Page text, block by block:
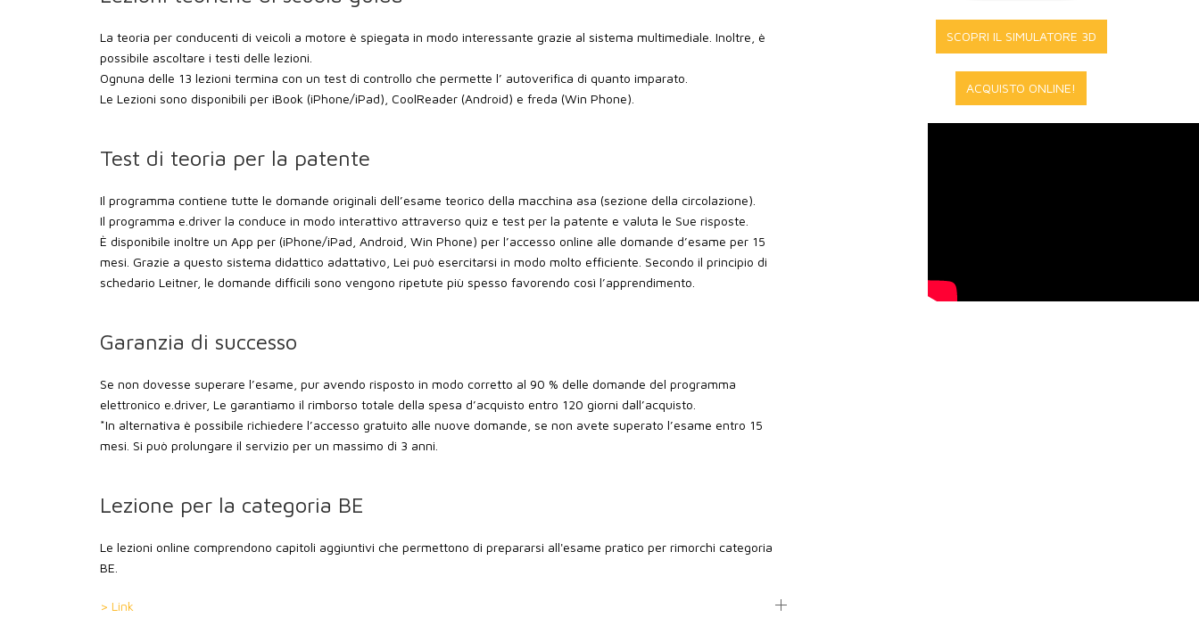
La teoria per conducenti di veicoli a motore è spiegata in modo interessante grazie al sistema multimediale. Inoltre, è
possibile ascoltare i testi delle lezioni.
Ognuna delle 13 lezioni termina con un test di controllo che permette l’ autoverifica di quanto imparato.
Le Lezioni sono disponibili per iBook (iPhone/iPad), CoolReader (Android) e freda (Win Phone).
Test di teoria per la patente
Il programma contiene tutte le domande originali dell’esame teorico della macchina asa (sezione della circolazione).
Il programma e.driver la conduce in modo interattivo attraverso quiz e test per la patente e valuta le Sue risposte.
È disponibile inoltre un App per (iPhone/iPad, Android, Win Phone) per l’accesso online alle domande d’esame per 15
mesi. Grazie a questo sistema didattico adattativo, Lei può esercitarsi in modo molto efficiente. Secondo il principio di
schedario Leitner, le domande difficili sono vengono ripetute più spesso favorendo così l’apprendimento.
Garanzia di successo
Se non dovesse superare l’esame, pur avendo risposto in modo corretto al 90 % delle domande del programma
elettronico e.driver, Le garantiamo il rimborso totale della spesa d’acquisto entro 120 giorni dall’acquisto.
*In alternativa è possibile richiedere l’accesso gratuito alle nuove domande, se non avete superato l’esame entro 15
mesi. Si può prolungare il servizio per un massimo di 3 anni.
Lezione per la categoria BE
Le lezioni online comprendono capitoli aggiuntivi che permettono di prepararsi all'esame pratico per rimorchi categoria
BE.
> Link
SCOPRI IL SIMULATORE 3D
ACQUISTO ONLINE!